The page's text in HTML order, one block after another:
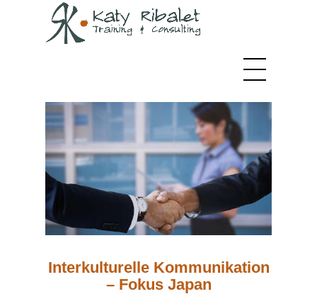
Interkulturelle Kommunikation
– Fokus Japan